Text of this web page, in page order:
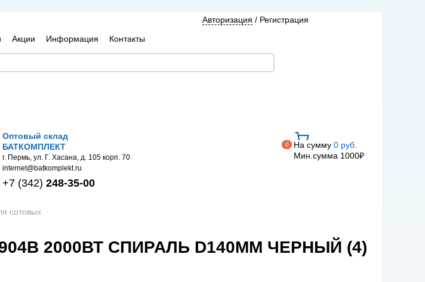
Акции Информация Контакты
Авторизация / Регистрация
Оптовый склад
БАТКОМПЛЕКТ
г. Пермь, ул. Г. Хасана, д. 105 корп. 70
internet@batkomplekt.ru
+7 (342) 248-35-00
0 На сумму 0 руб.
Мин.сумма 1000₽
сотовых
2000ВТ СПИРАЛЬ D140ММ ЧЕРНЫЙ (4)